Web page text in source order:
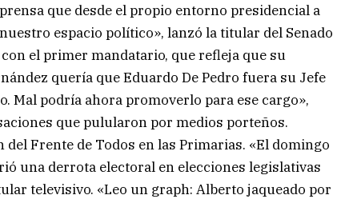
que desde el propio entorno presidencial a
espacio político», lanzó la titular del Senado
el primer mandatario, que refleja que su
quería que Eduardo De Pedro fuera su Jefe
Mal podría ahora promoverlo para ese cargo»,
que pulularon por medios porteños.
Frente de Todos en las Primarias. «El domingo
una derrota electoral en elecciones legislativas
televisivo. «Leo un graph: Alberto jaqueado por